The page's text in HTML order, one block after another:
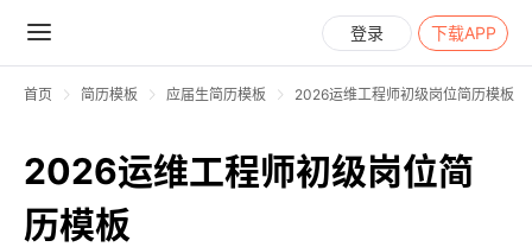
登录 下载APP
首页 简历模板 应届生简历模板 2026运维工程师初级岗位简历模板
2026运维工程师初级岗位简
历模板